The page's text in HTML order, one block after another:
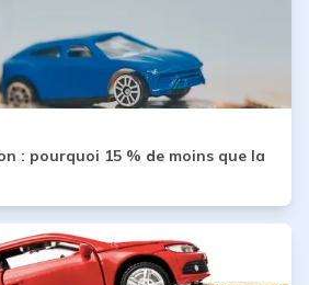
: pourquoi 15 % de moins que la